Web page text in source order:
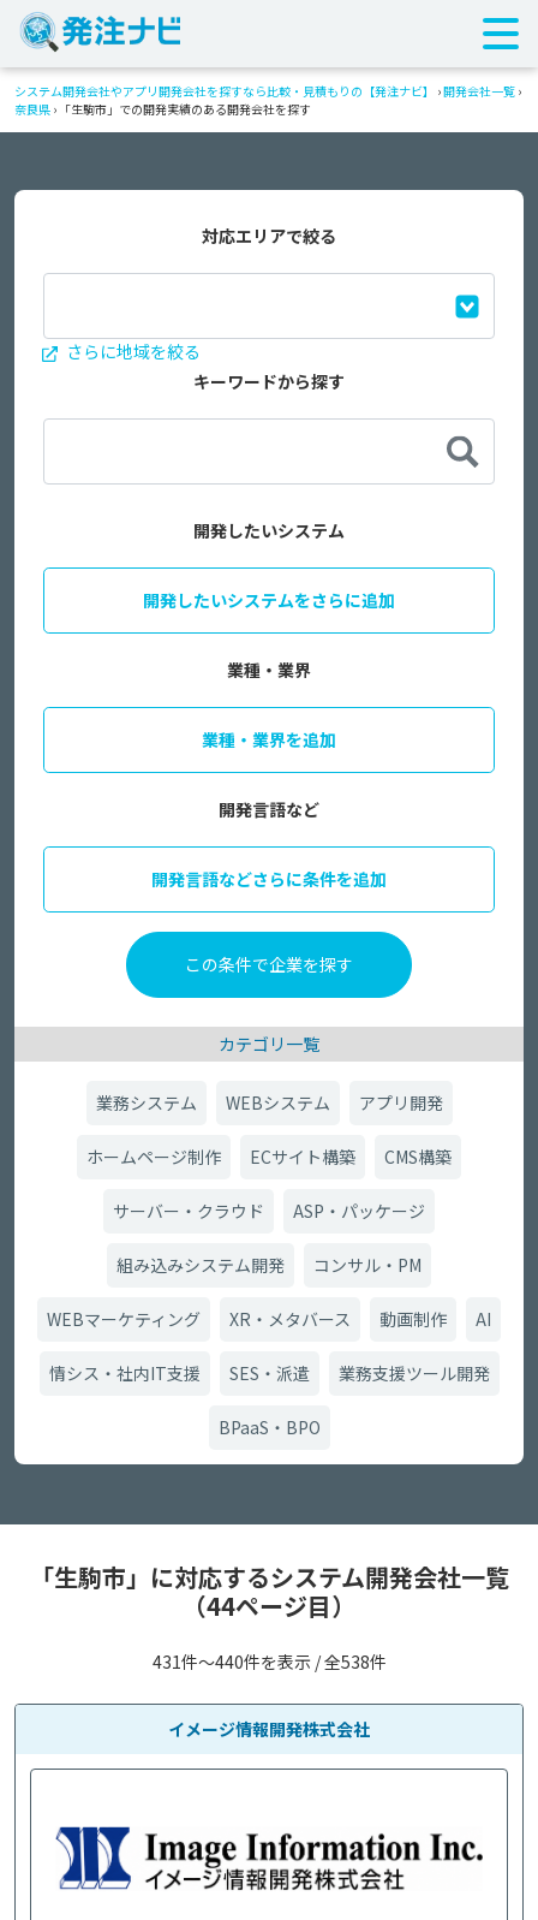
システム開発会社やアプリ開発会社を探すなら比較・見積もりの【発注ナビ】 ›開発会社一覧 ›
奈良県 › 「生駒市」での開発実績のある開発会社を探す
対応エリアで絞る
さらに地域を絞る
キーワードから探す
開発したいシステム
開発したいシステムをさらに追加
業種・業界
業種・業界を追加
開発言語など
開発言語などさらに条件を追加
カテゴリ一覧
業務システム WEBシステム アプリ開発
ホームページ制作 ECサイト構築 CMS構築
サーバー・クラウド ASP・パッケージ
組み込みシステム開発 コンサル・PM
WEBマーケティング XR・メタバース 動画制作 AI
情シス・社内IT支援 SES・派遣 業務支援ツール開発
BPaaS・BPO
「生駒市」に対応するシステム開発会社一覧
（44ページ目）
431件〜440件を表示 / 全538件
イメージ情報開発株式会社